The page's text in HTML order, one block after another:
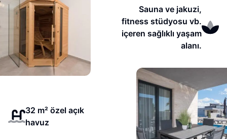
Sauna ve jakuzi,
fitness stüdyosu vb.
içeren sağlıklı yaşam
alanı.
32 m² özel açık
havuz